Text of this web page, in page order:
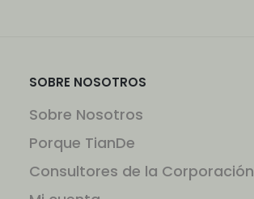
SOBRE NOSOTROS
Sobre Nosotros
Porque TianDe
Consultores de la Corporación